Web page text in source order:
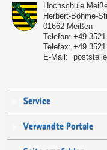
Hochschule
Herbert-Böhme-
01662 Meißen
Telefon: +49
Telefax: +49
E-Mail:
Service
Verwandte Portale